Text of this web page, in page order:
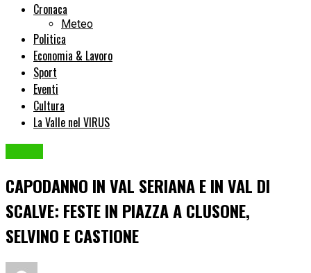
Cronaca
Meteo
Politica
Economia & Lavoro
Sport
Eventi
Cultura
La Valle nel VIRUS
CAPODANNO IN VAL SERIANA E IN VAL DI
SCALVE: FESTE IN PIAZZA A CLUSONE,
SELVINO E CASTIONE